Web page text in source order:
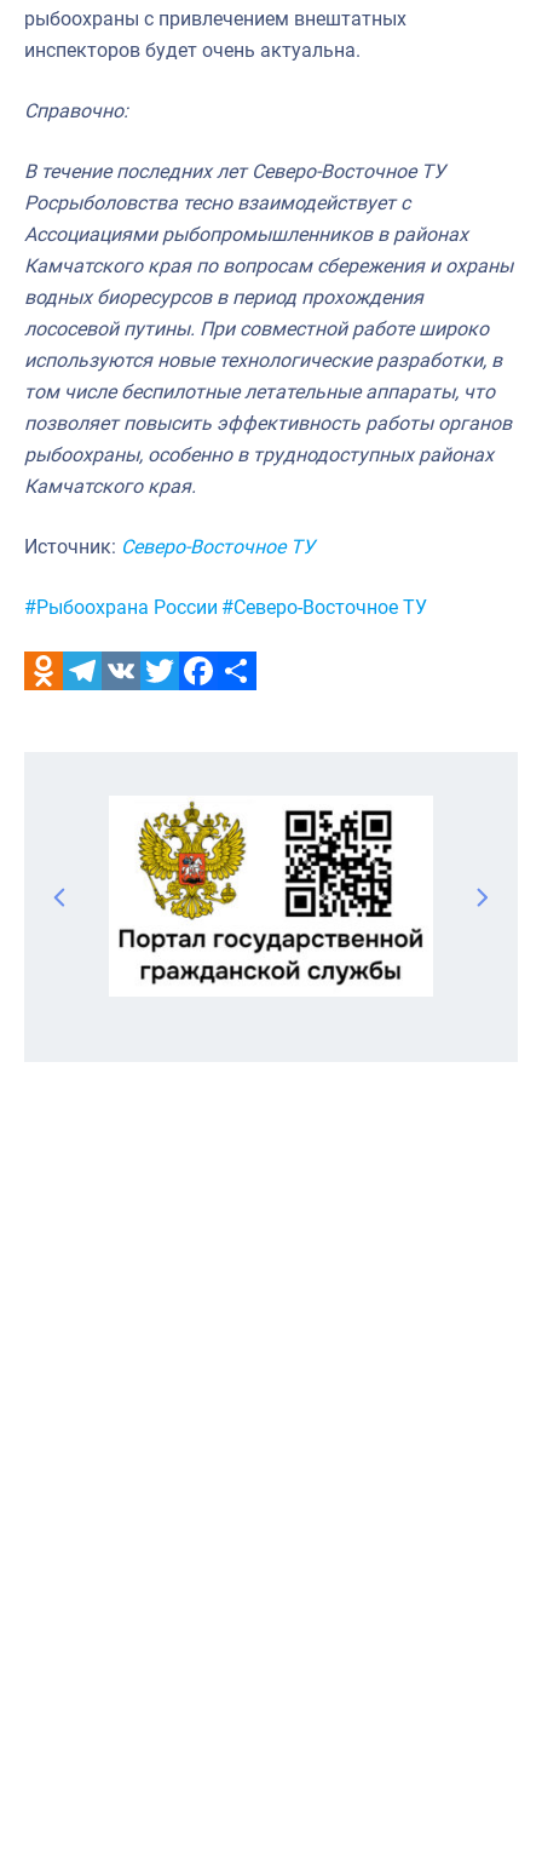
рыбоохраны с привлечением внештатных
инспекторов будет очень актуальна.
Справочно:
В течение последних лет Северо-Восточное ТУ
Росрыболовства тесно взаимодействует с
Ассоциациями рыбопромышленников в районах
Камчатского края по вопросам сбережения и охраны
водных биоресурсов в период прохождения
лососевой путины. При совместной работе широко
используются новые технологические разработки, в
том числе беспилотные летательные аппараты, что
позволяет повысить эффективность работы органов
рыбоохраны, особенно в труднодоступных районах
Камчатского края.
Источник: Северо-Восточное ТУ
Метки:
#Рыбоохрана России #Северо-Восточное ТУ